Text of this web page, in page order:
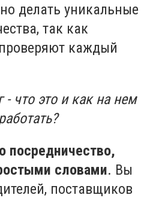
делать уникальные
так как
каждый
что это и как на нем
посредничество,
словами. Вы
поставщиков